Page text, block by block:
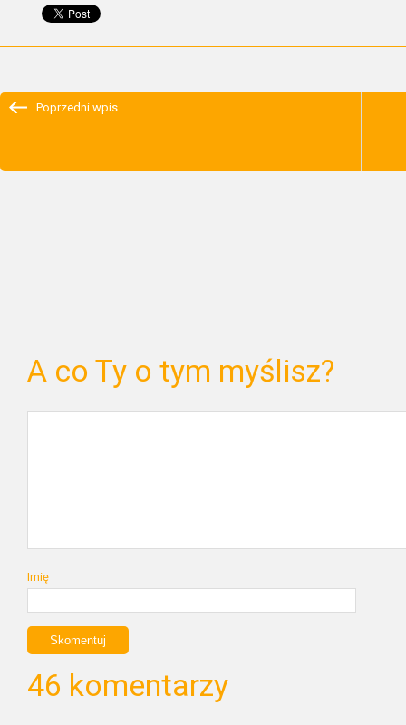
Poprzedni wpis
A co Ty o tym myślisz?
Imię
46 komentarzy